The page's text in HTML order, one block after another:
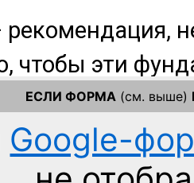
ЕСЛИ ФОРМА (см. выше)
Google-